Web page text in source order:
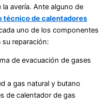
avería. Ante alguno de
técnico de calentadores
uno de los componentes
reparación:
de evacuación de gases
a gas natural y butano
de calentador de gas